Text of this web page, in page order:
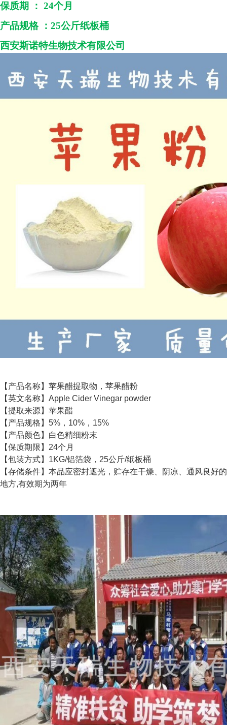
保质期
： 24个月
产品规格
： 25公斤纸板桶
西安斯诺特生物技术有限公司
【产品名称】苹果醋提取物，苹果醋粉
【英文名称】Apple Cider Vinegar powder
【提取来源】苹果醋
【产品规格】5%，10%，15%
【产品颜色】白色精细粉末
【保质期限】24个月
【包装方式】1KG/铝箔袋，25公斤/纸板桶
【存储条件】本品应密封遮光，贮存在干燥、阴凉、通风良好的
地方,有效期为两年